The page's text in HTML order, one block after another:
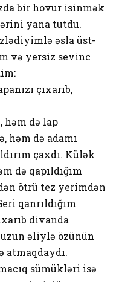
bir hovur isinmək
yana tutdu.
əsla üst-
və yersiz sevinc
çıxarıb,
həm də lap
həm də adamı
çaxdı. Külək
də qapıldığım
ötrü tez yerimdən
qanrıldığım
divanda
əliylə özünün
atmaqdaydı.
sümükləri isə